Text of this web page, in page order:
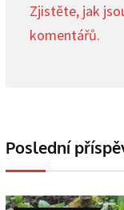
Zjistěte, jak
komentářů.
Poslední